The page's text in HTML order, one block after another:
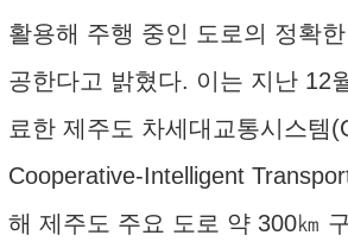
활용해 주행 중인 도로의 정확
공한다고 밝혔다. 이는 지난 12
료한 제주도 차세대교통시스템
Cooperative-Intelligent
해 제주도 주요 도로 약 300㎞